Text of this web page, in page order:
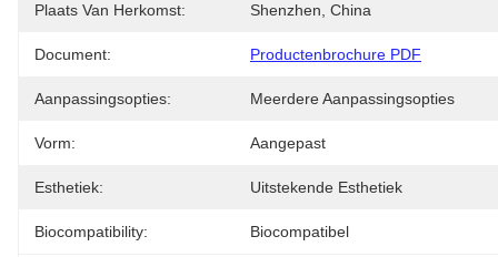
Plaats Van Herkomst: Shenzhen, China
Document: Productenbrochure PDF
Aanpassingsopties: Meerdere Aanpassingsopties
Vorm: Aangepast
Esthetiek: Uitstekende Esthetiek
Biocompatibility: Biocompatibel